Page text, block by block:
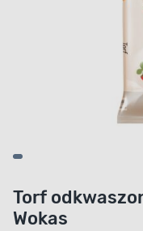
Torf
Wokas